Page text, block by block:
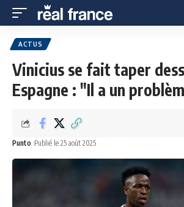
ACTUS
Vinicius se fait taper
Espagne : "Il a un
Punto Publié le 25 août 2025